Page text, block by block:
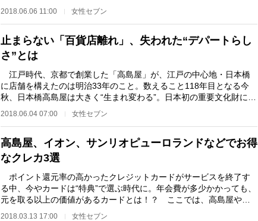
頃からデパートに通…
2018.06.06 11:00 女性セブン
止まらない「百貨店離れ」、失われた“デパートらし
さ”とは
江戸時代、京都で創業した「高島屋」が、江戸の中心地・日本橋
に店舗を構えたのは明治33年のこと。数えること118年目となる今
秋、日本橋高島屋は大きく“生まれ変わる”。日本初の重要文化財に指
定された本店はその…
2018.06.04 07:00 女性セブン
高島屋、イオン、サンリオピューロランドなどでお得
なクレカ3選
ポイント還元率の高かったクレジットカードがサービスを終了す
る中、今やカードは“特典”で選ぶ時代に。年会費が多少かかっても、
元を取る以上の価値があるカードとは！？ ここでは、高島屋やイ
オンをよく使う人…
2018.03.13 17:00 女性セブン